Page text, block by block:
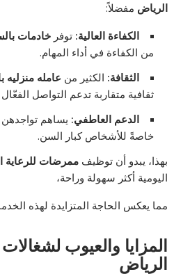
الرياض مفضلاً:
الكفاءة العالية: توفرخادمات
من الكفاءة في أداء المهام.
الثقافة: الكثير من عامله
ثقافية متقاربة تدعم التواصل
الدعم العاطفي: يساهم
خاصةً للأشخاص كبار السن.
بهذا، يبدو أن توظيفممرضات للرعاية
اليومية أكثر سهولة وراحة،
مما يعكس الحاجة المتزايدة لهذه
المزايا والعيوب لشغالات
الرياض